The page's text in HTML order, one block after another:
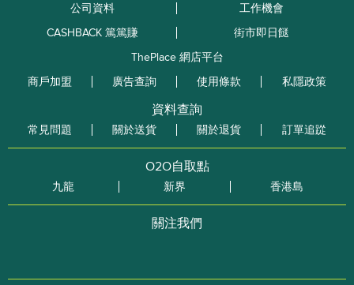
公司資料
工作機會
CASHBACK 篤篤賺
街市即日餸
ThePlace 網店平台
商戶加盟
廣告查詢 使用條款 私隱政策
資料查詢
常見問題 關於送貨 關於退貨 訂單追踨
O2O自取點
九龍 新界 香港島
關注我們